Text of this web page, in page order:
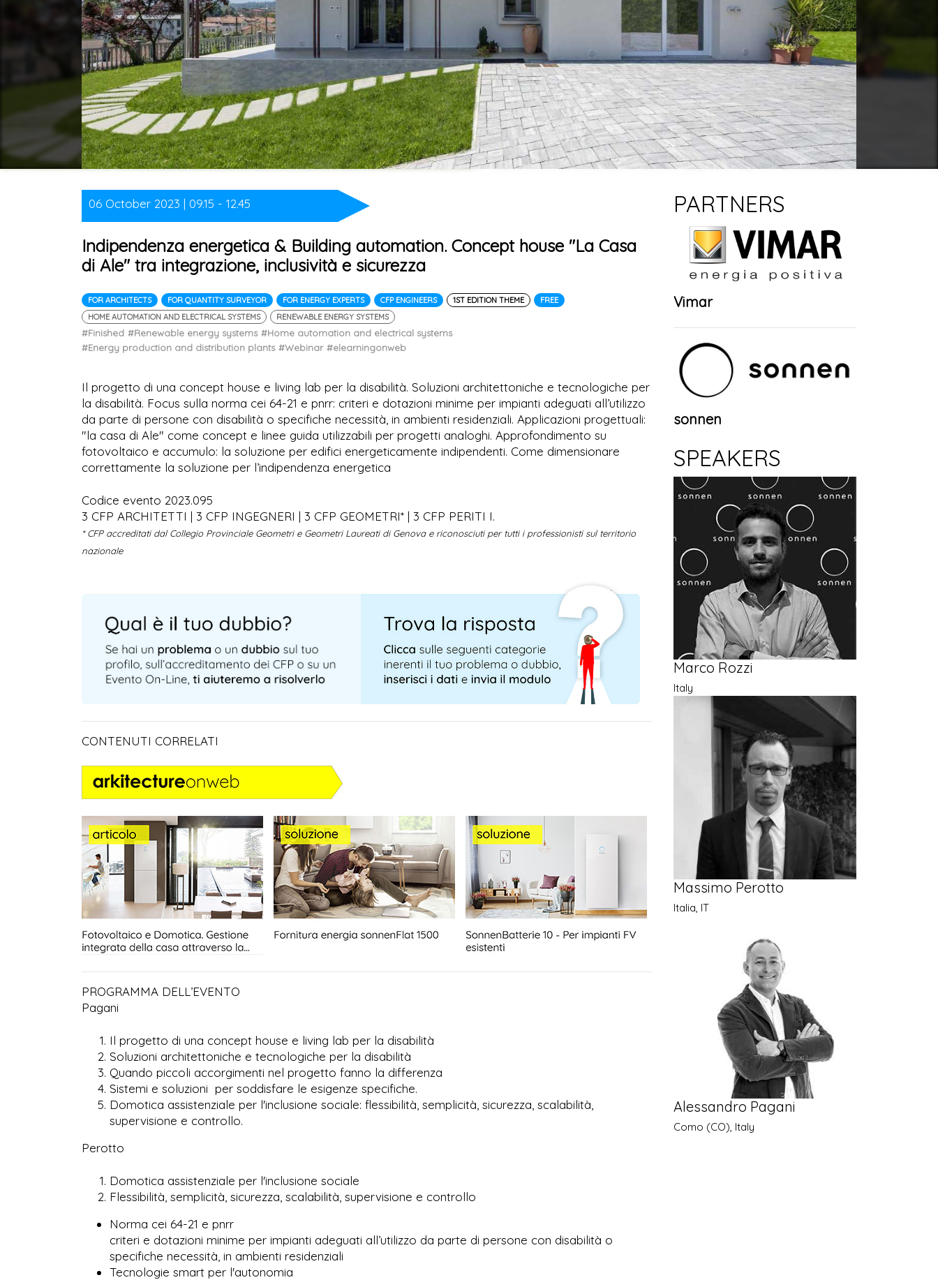
06 October 2023 | 09.15 - 12.45
Indipendenza energetica & Building automation. Concept house "La Casa
di Ale" tra integrazione, inclusività e sicurezza
FOR ARCHITECTS FOR QUANTITY SURVEYOR FOR ENERGY EXPERTS CFP ENGINEERS 1ST EDITION THEME
FREE
HOME AUTOMATION AND ELECTRICAL SYSTEMS
RENEWABLE ENERGY SYSTEMS
#Finished #Renewable energy systems #Home automation and electrical systems
#Energy production and distribution plants #Webinar #elearningonweb
Il progetto di una concept house e living lab per la disabilità. Soluzioni architettoniche e tecnologiche per
la disabilità. Focus sulla norma cei 64-21 e pnrr: criteri e dotazioni minime per impianti adeguati all’utilizzo
da parte di persone con disabilità o specifiche necessità, in ambienti residenziali. Applicazioni progettuali:
"la casa di Ale" come concept e linee guida utilizzabili per progetti analoghi. Approfondimento su
fotovoltaico e accumulo: la soluzione per edifici energeticamente indipendenti. Come dimensionare
correttamente la soluzione per l’indipendenza energetica
Codice evento 2023.095
3 CFP ARCHITETTI | 3 CFP INGEGNERI | 3 CFP GEOMETRI* | 3 CFP PERITI I.
* CFP accreditati dal Collegio Provinciale Geometri e Geometri Laureati di Genova e riconosciuti per tutti i professionisti sul territorio
nazionale
CONTENUTI CORRELATI
PROGRAMMA DELL’EVENTO
Pagani
Il progetto di una concept house e living lab per la disabilità
Soluzioni architettoniche e tecnologiche per la disabilità
Quando piccoli accorgimenti nel progetto fanno la differenza
Sistemi e soluzioni per soddisfare le esigenze specifiche.
Domotica assistenziale per l'inclusione sociale: flessibilità, semplicità, sicurezza, scalabilità,
supervisione e controllo.
Perotto
Domotica assistenziale per l'inclusione sociale
Flessibilità, semplicità, sicurezza, scalabilità, supervisione e controllo
Norma cei 64-21 e pnrr
criteri e dotazioni minime per impianti adeguati all’utilizzo da parte di persone con disabilità o
specifiche necessità, in ambienti residenziali
Tecnologie smart per l'autonomia
PARTNERS
Vimar
sonnen
SPEAKERS
Marco Rozzi
Italy
Massimo Perotto
Italia, IT
Alessandro Pagani
Como (CO), Italy